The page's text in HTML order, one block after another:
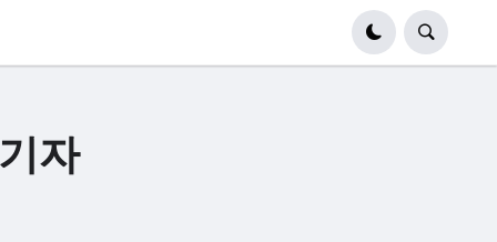
자